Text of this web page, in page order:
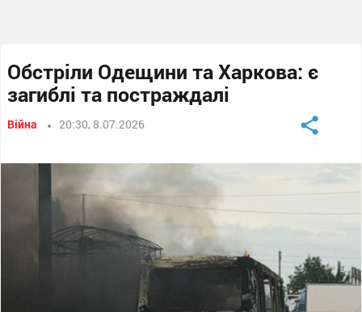
Обстріли Одещини та Харкова: є
загиблі та постраждалі
Війна 20:30, 8.07.2026